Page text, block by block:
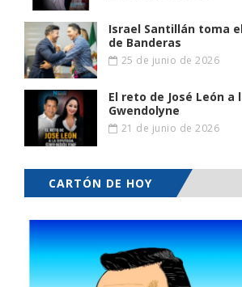
Israel Santillán toma
de Banderas
25 de junio de 2026
El reto de José León a
Gwendolyne
21 de junio de 2026
CARTÓN DE HOY